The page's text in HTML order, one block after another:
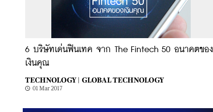
6 บริษัทเด่นฟินเทค จาก The Fintech 50 อนาคตของ
เงินคุณ
TECHNOLOGY | GLOBAL TECHNOLOGY
01 Mar 2017